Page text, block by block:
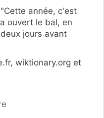
année, c'est
ouvert le bal, en
jours avant
wiktionary.org et